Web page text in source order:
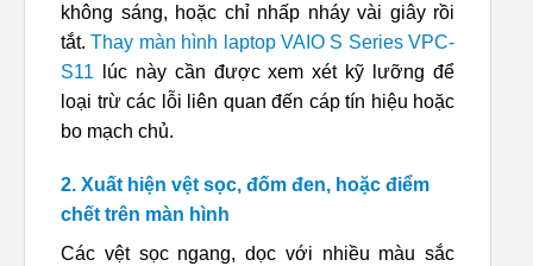
không sáng, hoặc chỉ nhấp nháy vài giây rồi
tắt.Thay màn hình laptop VAIO S Series VPC-
S11 lúc này cần được xem xét kỹ lưỡng để
loại trừ các lỗi liên quan đến cáp tín hiệu hoặc
bo mạch chủ.
2. Xuất hiện vệt sọc, đốm đen, hoặc điểm
chết trên màn hình
Các vệt sọc ngang, dọc với nhiều màu sắc